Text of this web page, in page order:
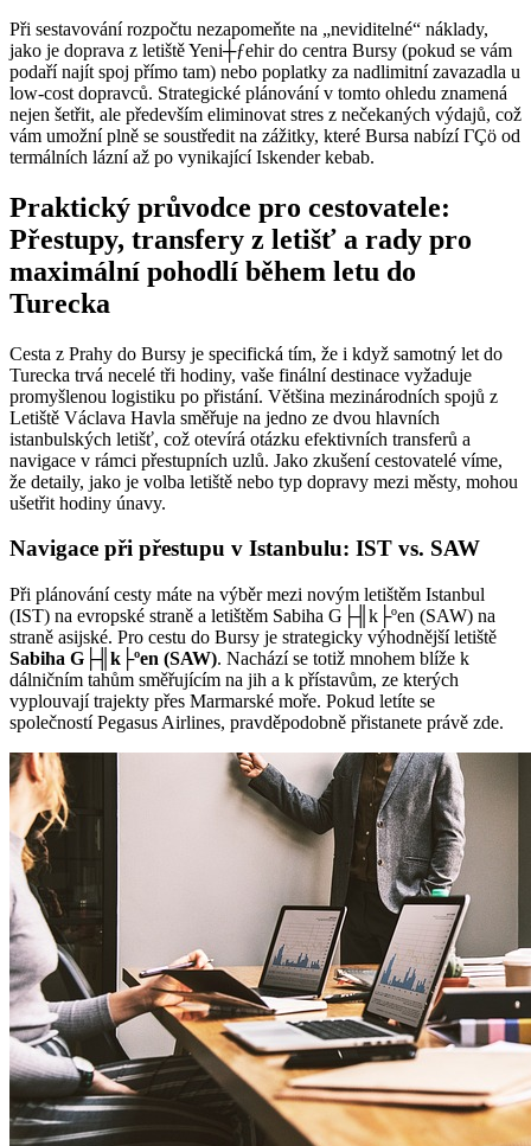
Při sestavování rozpočtu nezapomeňte na „neviditelné“ náklady,
jako je doprava z letiště Yeni┼ƒehir do centra Bursy (pokud se vám
podaří najít spoj přímo tam) nebo poplatky za nadlimitní zavazadla u
low-cost dopravců. Strategické plánování v tomto ohledu znamená
nejen šetřit, ale především eliminovat stres z nečekaných výdajů, což
vám umožní plně se soustředit na zážitky, které Bursa nabízí ΓÇö od
termálních lázní až po vynikající Iskender kebab.
Praktický průvodce pro cestovatele:
Přestupy, transfery z letišť a rady pro
maximální pohodlí během letu do
Turecka
Cesta z Prahy do Bursy je specifická tím, že i když samotný let do
Turecka trvá necelé tři hodiny, vaše finální destinace vyžaduje
promyšlenou logistiku po přistání. Většina mezinárodních spojů z
Letiště Václava Havla směřuje na jedno ze dvou hlavních
istanbulských letišť, což otevírá otázku efektivních transferů a
navigace v rámci přestupních uzlů. Jako zkušení cestovatelé víme,
že detaily, jako je volba letiště nebo typ dopravy mezi městy, mohou
ušetřit hodiny únavy.
Navigace při přestupu v Istanbulu: IST vs. SAW
Při plánování cesty máte na výběr mezi novým letištěm Istanbul
(IST) na evropské straně a letištěm Sabiha G├╢k├ºen (SAW) na
straně asijské. Pro cestu do Bursy je strategicky výhodnější letiště
Sabiha G├╢k├ºen (SAW). Nachází se totiž mnohem blíže k
dálničním tahům směřujícím na jih a k přístavům, ze kterých
vyplouvají trajekty přes Marmarské moře. Pokud letíte se
společností Pegasus Airlines, pravděpodobně přistanete právě zde.